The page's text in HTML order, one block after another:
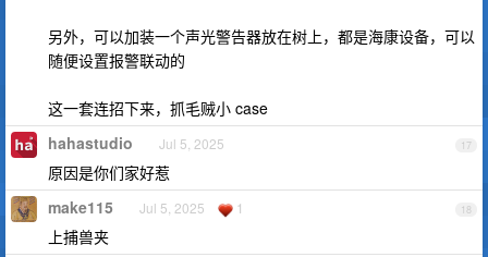
另外，可以加装一个声光警告器放在树上，都是海康设备，可以
随便设置报警联动的
这一套连招下来，抓毛贼小 case
17
hahastudio Jul 5, 2025
原因是你们家好惹
18
make115 Jul 5, 2025 1
上捕兽夹